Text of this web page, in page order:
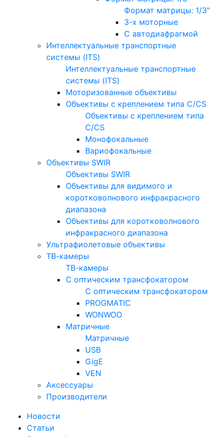
Формат матрицы: 1/3"
3-х моторные
С автодиафрагмой
Интеллектуальные транспортные
системы (ITS)
Интеллектуальные транспортные
системы (ITS)
Моторизованные объективы
Объективы с креплением типа C/CS
Объективы с креплением типа
C/CS
Монофокальные
Вариофокальные
Объективы SWIR
Объективы SWIR
Объективы для видимого и
коротковолнового инфракрасного
диапазона
Объективы для коротковолнового
инфракрасного диапазона
Ультрафиолетовые объективы
ТВ-камеры
ТВ-камеры
С оптическим трансфокатором
С оптическим трансфокатором
PROGMATIC
WONWOO
Матричные
Матричные
USB
GigE
VEN
Аксессуары
Производители
Новости
Статьи